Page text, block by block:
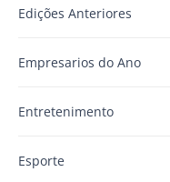
Edições Anteriores
Empresarios do Ano
Entretenimento
Esporte